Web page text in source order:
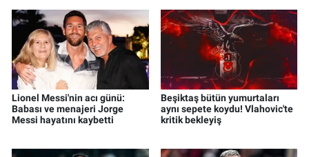
Lionel Messi'nin acı günü:
Babası ve menajeri Jorge
Messi hayatını kaybetti
Beşiktaş bütün yumurtaları
aynı sepete koydu! Vlahovic'te
kritik bekleyiş